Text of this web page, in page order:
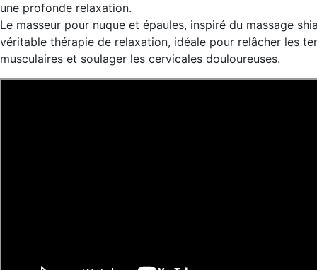
une profonde relaxation.
Le masseur pour nuque et épaules, inspiré du massage
véritable thérapie de relaxation, idéale pour relâcher les
musculaires et soulager les cervicales douloureuses.